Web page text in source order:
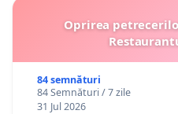
Oprirea
84 semnături
84 Semnături / 7 zile
31 Jul 2026